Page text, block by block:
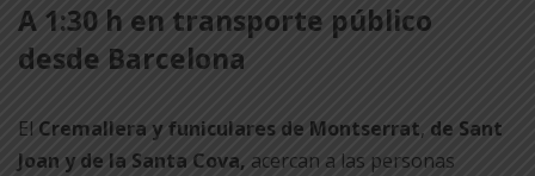
A 1:30 h en transporte público
desde Barcelona
El Cremallera y funiculares de Montserrat, de Sant
Joan y de la Santa Cova, acercan a las personas